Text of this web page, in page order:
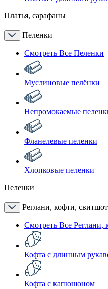
Платья, сарафаны
Пеленки
Смотреть Все Пеленки
Муслиновые пелёнки
Непромокаемые
Фланелевые пеленки
Хлопковые пеленки
Пеленки
Реглани, кофти,
Смотреть Все Реглани,
Кофта с длинным
Кофта с капюшоном